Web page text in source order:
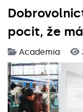
pocit, že
Academia